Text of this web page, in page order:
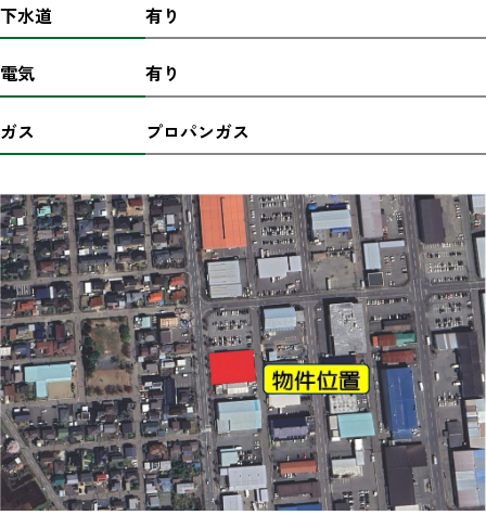
下水道 有り
電気 有り
ガス プロパンガス